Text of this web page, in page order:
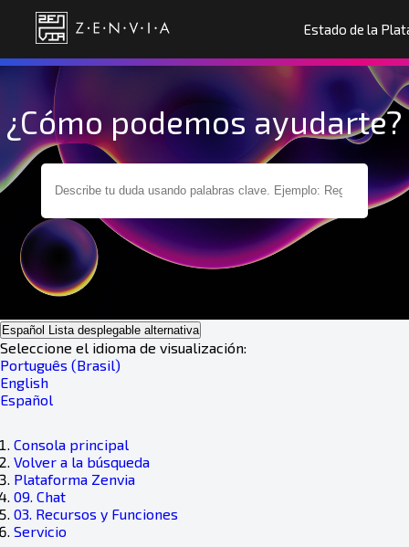
Estado de la
¿Cómo podemos ayudarte?
Español Lista desplegable alternativa
Seleccione el idioma de visualización:
Português (Brasil)
English
Español
Consola principal
Volver a la búsqueda
Plataforma Zenvia
09. Chat
03. Recursos y Funciones
Servicio